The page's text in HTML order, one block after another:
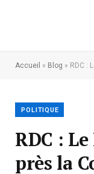
Accueil » Blog » RDC : Le
POLITIQUE
RDC :
près la